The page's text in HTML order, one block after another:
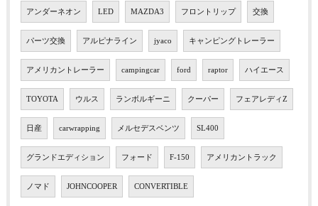
アンダーネオン LED MAZDA3 フロントリップ 交換
パーツ交換 アルピナライン jyaco キャンピングトレーラー
アメリカントレーラー campingcar ford raptor ハイエース
TOYOTA ウルス ランボルギーニ クーパー フェアレディZ
日産 carwrapping メルセデスベンツ SL400
グランドエディション フォード F-150 アメリカントラック
ノマド JOHNCOOPER CONVERTIBLE